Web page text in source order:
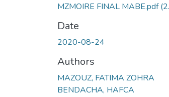
MZMOIRE FINAL MABE.pdf
Date
2020-08-24
Authors
MAZOUZ, FATIMA ZOHRA
BENDACHA, HAFCA